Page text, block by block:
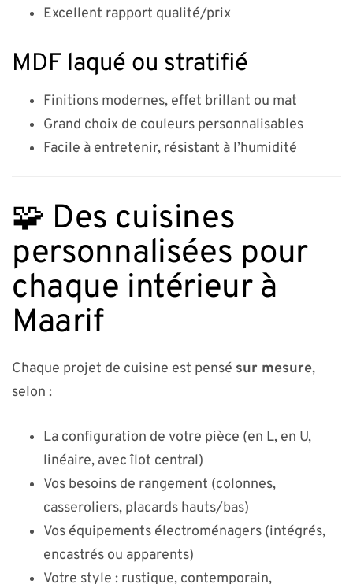
Excellent rapport qualité/prix
MDF laqué ou stratifié
Finitions modernes, effet brillant ou mat
Grand choix de couleurs personnalisables
Facile à entretenir, résistant à l’humidité
🧩 Des cuisines
personnalisées pour
chaque intérieur à
Maarif
Chaque projet de cuisine est pensé sur mesure,
selon :
La configuration de votre pièce (en L, en U,
linéaire, avec îlot central)
Vos besoins de rangement (colonnes,
casseroliers, placards hauts/bas)
Vos équipements électroménagers (intégrés,
encastrés ou apparents)
Votre style : rustique, contemporain,